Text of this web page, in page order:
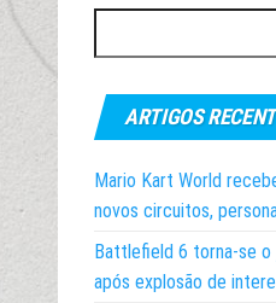
ARTIGOS
Mario Kart World
novos circuitos,
Battlefield 6 torna-se o
após explosão de